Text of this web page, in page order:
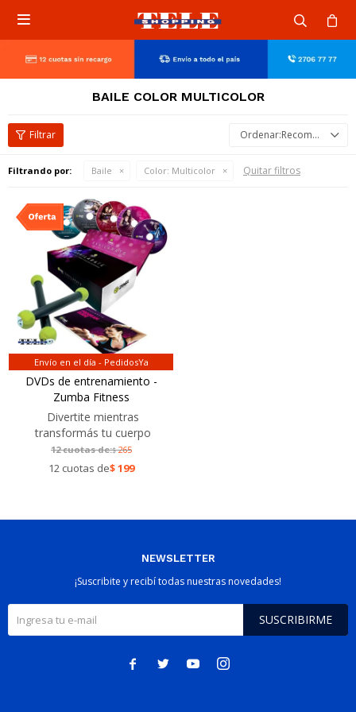

BAILE COLOR MULTICOLOR
Recomendados
Filtrando por: Baile Color: Multicolor Quitar filtros
Envío en el día - PedidosYa
DVDs de entrenamiento -
Zumba Fitness
Divertite mientras
transformás tu cuerpo
12 cuotas de:$265
12 cuotas de$199
NEWSLETTER
¡Suscribite y recibí todas nuestras novedades!
SUSCRIBIRME
   